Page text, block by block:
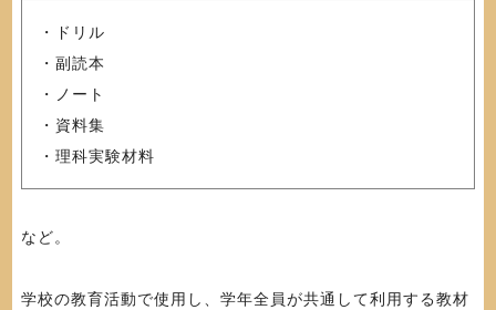
・ドリル
・副読本
・ノート
・資料集
・理科実験材料
など。
学校の教育活動で使用し、学年全員が共通して利用する教材